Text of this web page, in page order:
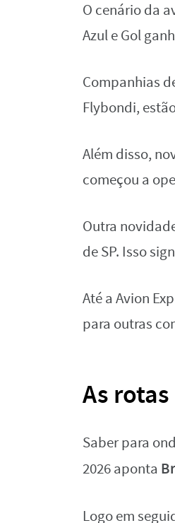
O cenário da
Azul e Gol
Companhias
Flybondi,
Além disso,
começou a
Outra
de SP. Isso
Até a Avion
para outras
As
Saber para
2026 aponta
Logo em